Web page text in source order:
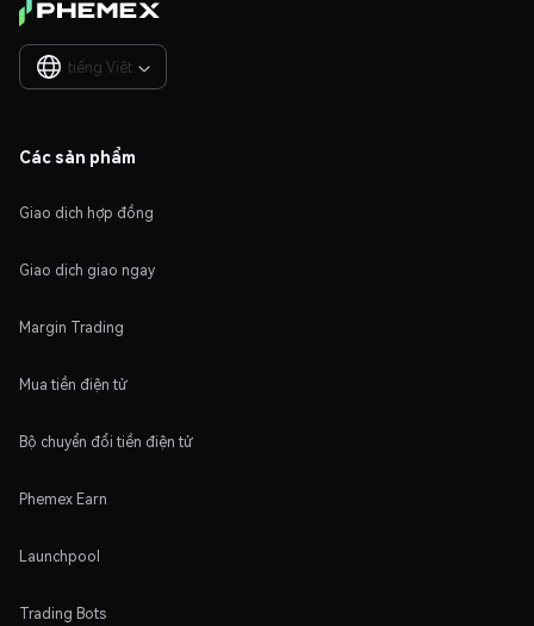
tiếng Việt 
Các sản phẩm
Giao dịch hợp đồng
Giao dịch giao ngay
Margin Trading
Mua tiền điện tử
Bộ chuyển đổi tiền điện tử
Phemex Earn
Launchpool
Trading Bots